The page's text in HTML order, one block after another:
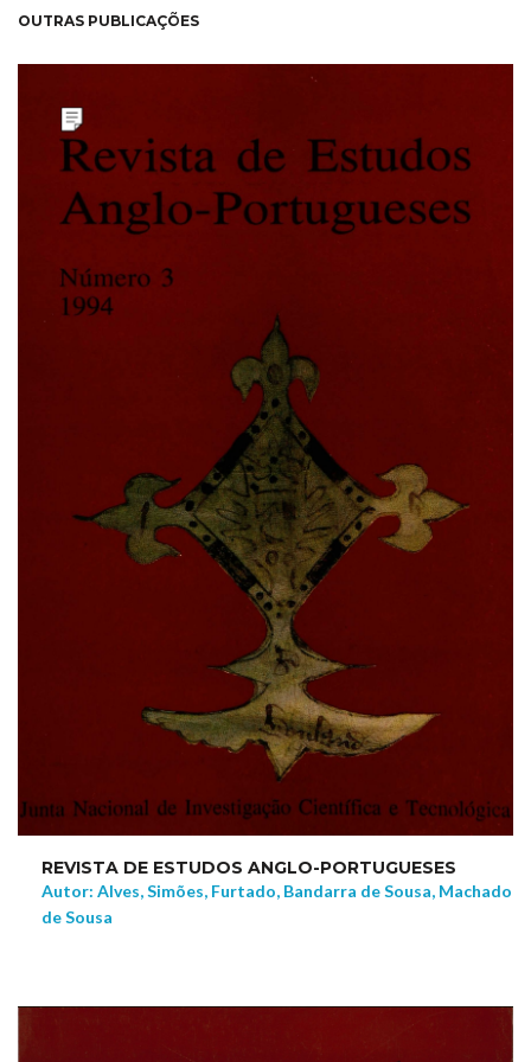
OUTRAS PUBLICAÇÕES
REVISTA DE ESTUDOS ANGLO-PORTUGUESES
Autor: Alves, Simões, Furtado, Bandarra de Sousa, Machado
de Sousa